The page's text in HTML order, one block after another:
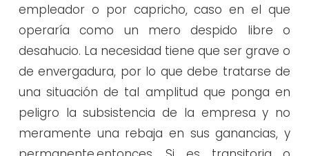
empleador o por capricho, caso en el que
operaría como un mero despido libre o
desahucio. La necesidad tiene que ser grave o
de envergadura, por lo que debe tratarse de
una situación de tal amplitud que ponga en
peligro la subsistencia de la empresa y no
meramente una rebaja en sus ganancias, y